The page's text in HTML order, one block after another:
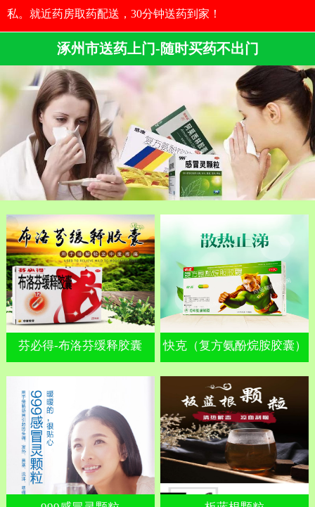
私。就近药房取药配送，30分钟送药到家！
涿州市送药上门-随时买药不出门
芬必得-布洛芬缓释胶囊 快克（复方氨酚烷胺胶囊）